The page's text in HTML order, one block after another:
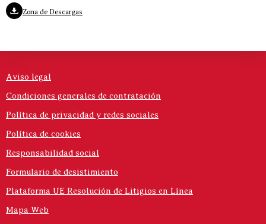
Zona de Descargas
Aviso legal
Condiciones generales de contratación
Política de privacidad y redes sociales
Política de cookies
Responsabilidad social
Formulario de desistimiento
Plataforma UE Resolución de Litigios en Línea
Mapa Web